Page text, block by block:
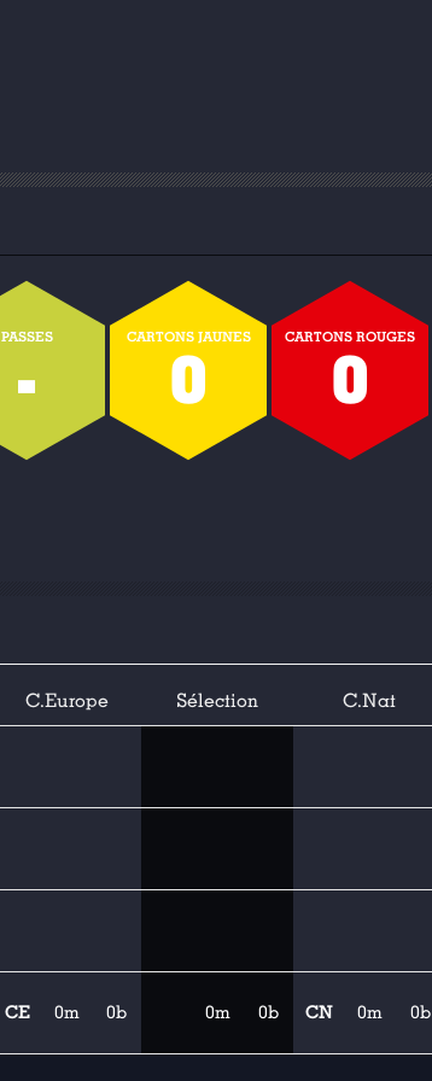
PASSES
-
CARTONS JAUNES
0
CARTONS ROUGES
0
C.Europe Sélection C.Nat
CE 0m 0b 0m 0b CN 0m 0b